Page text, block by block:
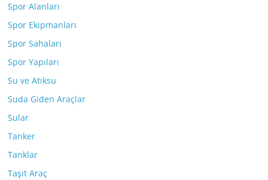
Spor Alanları
Spor Ekipmanları
Spor Sahaları
Spor Yapıları
Su ve Atıksu
Suda Giden Araçlar
Sular
Tanker
Tanklar
Taşıt Araç